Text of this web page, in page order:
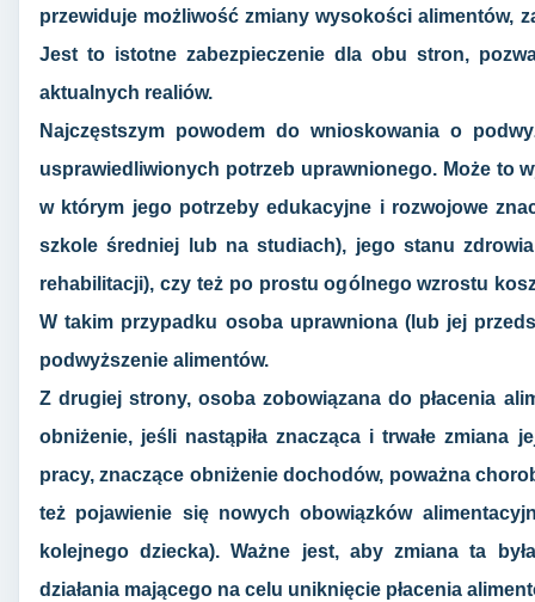
przewiduje możliwość zmiany wysokości alimentów,
Jest to istotne zabezpieczenie dla obu stron,
aktualnych realiów.
Najczęstszym powodem do wnioskowania o
usprawiedliwionych potrzeb uprawnionego. Może to
w którym jego potrzeby edukacyjne i rozwojowe
szkole średniej lub na studiach), jego stanu
rehabilitacji), czy też po prostu ogólnego wzrostu
W takim przypadku osoba uprawniona (lub jej
podwyższenie alimentów.
Z drugiej strony, osoba zobowiązana do płacenia
obniżenie, jeśli nastąpiła znacząca i trwałe zmiana
pracy, znaczące obniżenie dochodów, poważna
też pojawienie się nowych obowiązków
kolejnego dziecka). Ważne jest, aby zmiana ta
działania mającego na celu uniknięcie płacenia